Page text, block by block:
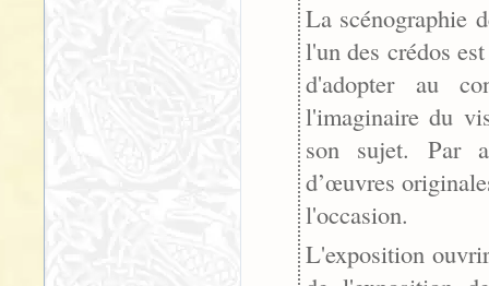
La scénographie
l'un des crédos
d'adopter au
l'imaginaire du
son sujet. Par
d’œuvres
l'occasion.
L'exposition